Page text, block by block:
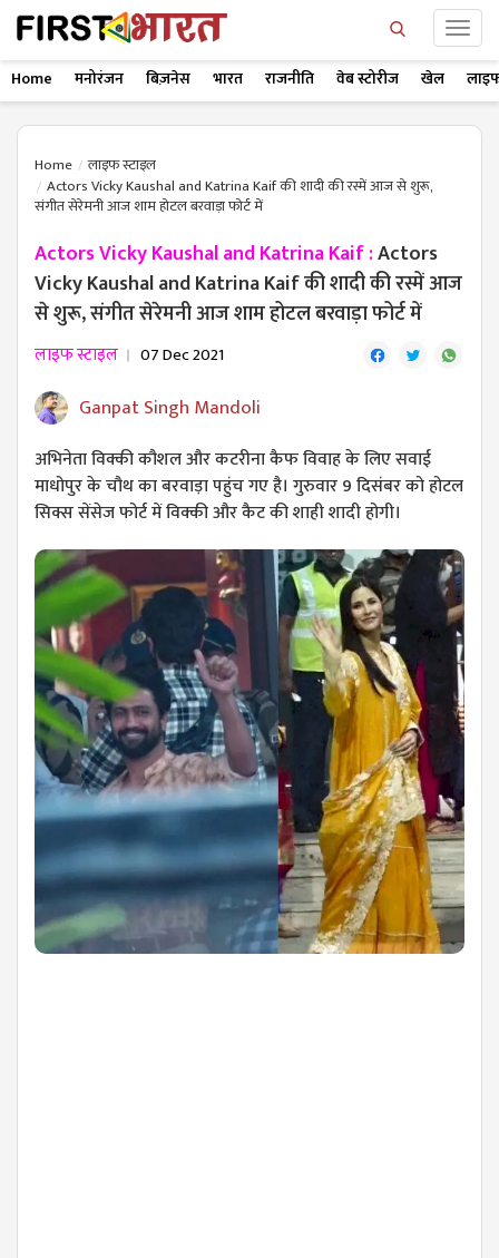
Home मनोरंजन बिज़नेस भारत राजनीति वेब स्टोरीज खेल
Home
लाइफ स्टाइल
Actors Vicky Kaushal and Katrina Kaif की शादी की रस्में आज से शुरू,
संगीत सेरेमनी आज शाम होटल बरवाड़ा फोर्ट में
Actors Vicky Kaushal and Katrina Kaif :Actors
Vicky Kaushal and Katrina Kaif की शादी की रस्में आज
से शुरू, संगीत सेरेमनी आज शाम होटल बरवाड़ा फोर्ट में
लाइफ स्टाइल 07 Dec 2021
Ganpat Singh Mandoli
अभिनेता विक्की कौशल और कटरीना कैफ विवाह के लिए सवाई
माधोपुर के चौथ का बरवाड़ा पहुंच गए है। गुरुवार 9 दिसंबर को होटल
सिक्स सेंसेज फोर्ट में विक्की और कैट की शाही शादी होगी।